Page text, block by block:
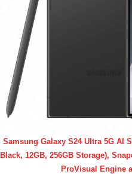
Samsung Galaxy S24 Ultra 5G AI
Black, 12GB, 256GB Storage),
ProVisual Engine